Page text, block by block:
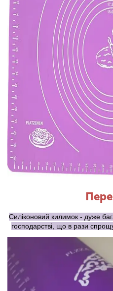
Силіконовий килимок - дуже
господарстві, що в рази